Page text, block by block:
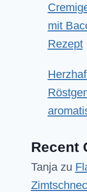
mit
Rezept
Recent
Tanjazu